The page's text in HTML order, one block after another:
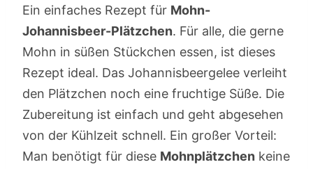
Ein einfaches Rezept für Mohn-
Johannisbeer-Plätzchen. Für alle, die gerne
Mohn in süßen Stückchen essen, ist dieses
Rezept ideal. Das Johannisbeergelee verleiht
den Plätzchen noch eine fruchtige Süße. Die
Zubereitung ist einfach und geht abgesehen
von der Kühlzeit schnell. Ein großer Vorteil:
Man benötigt für diese Mohnplätzchen keine